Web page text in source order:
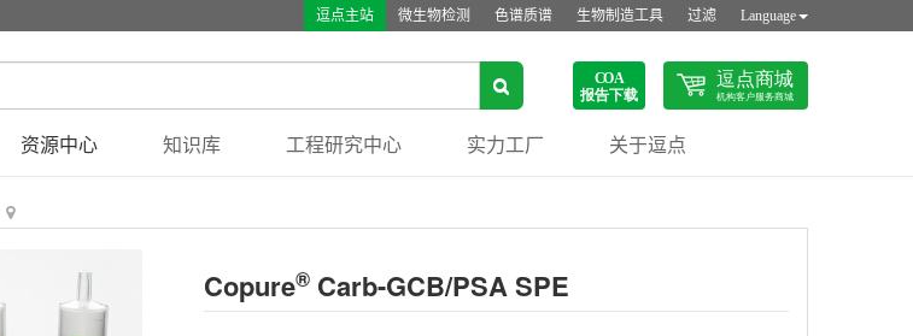
逗点主站 微生物检测 色谱质谱 生物制造工具 过滤 Language
资源中心 知识库 工程研究中心 实力工厂 关于逗点
Copure®Carb-GCB/PSA SPE